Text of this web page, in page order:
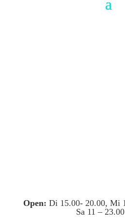
Open: Di 15.00- 20.00, Mi
Sa 11 –